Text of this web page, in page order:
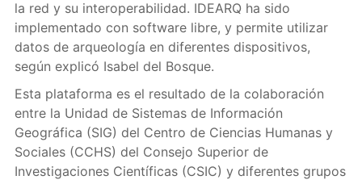
la red y su interoperabilidad. IDEARQ ha sido
implementado con software libre, y permite utilizar
datos de arqueología en diferentes dispositivos,
según explicó Isabel del Bosque.
Esta plataforma es el resultado de la colaboración
entre la Unidad de Sistemas de Información
Geográfica (SIG) del Centro de Ciencias Humanas y
Sociales (CCHS) del Consejo Superior de
Investigaciones Científicas (CSIC) y diferentes grupos